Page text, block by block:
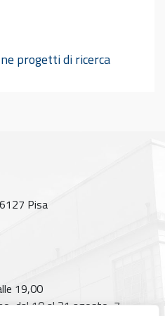
progetti di ricerca
Pisa
19,00
dal 10 al 21 agosto, 7